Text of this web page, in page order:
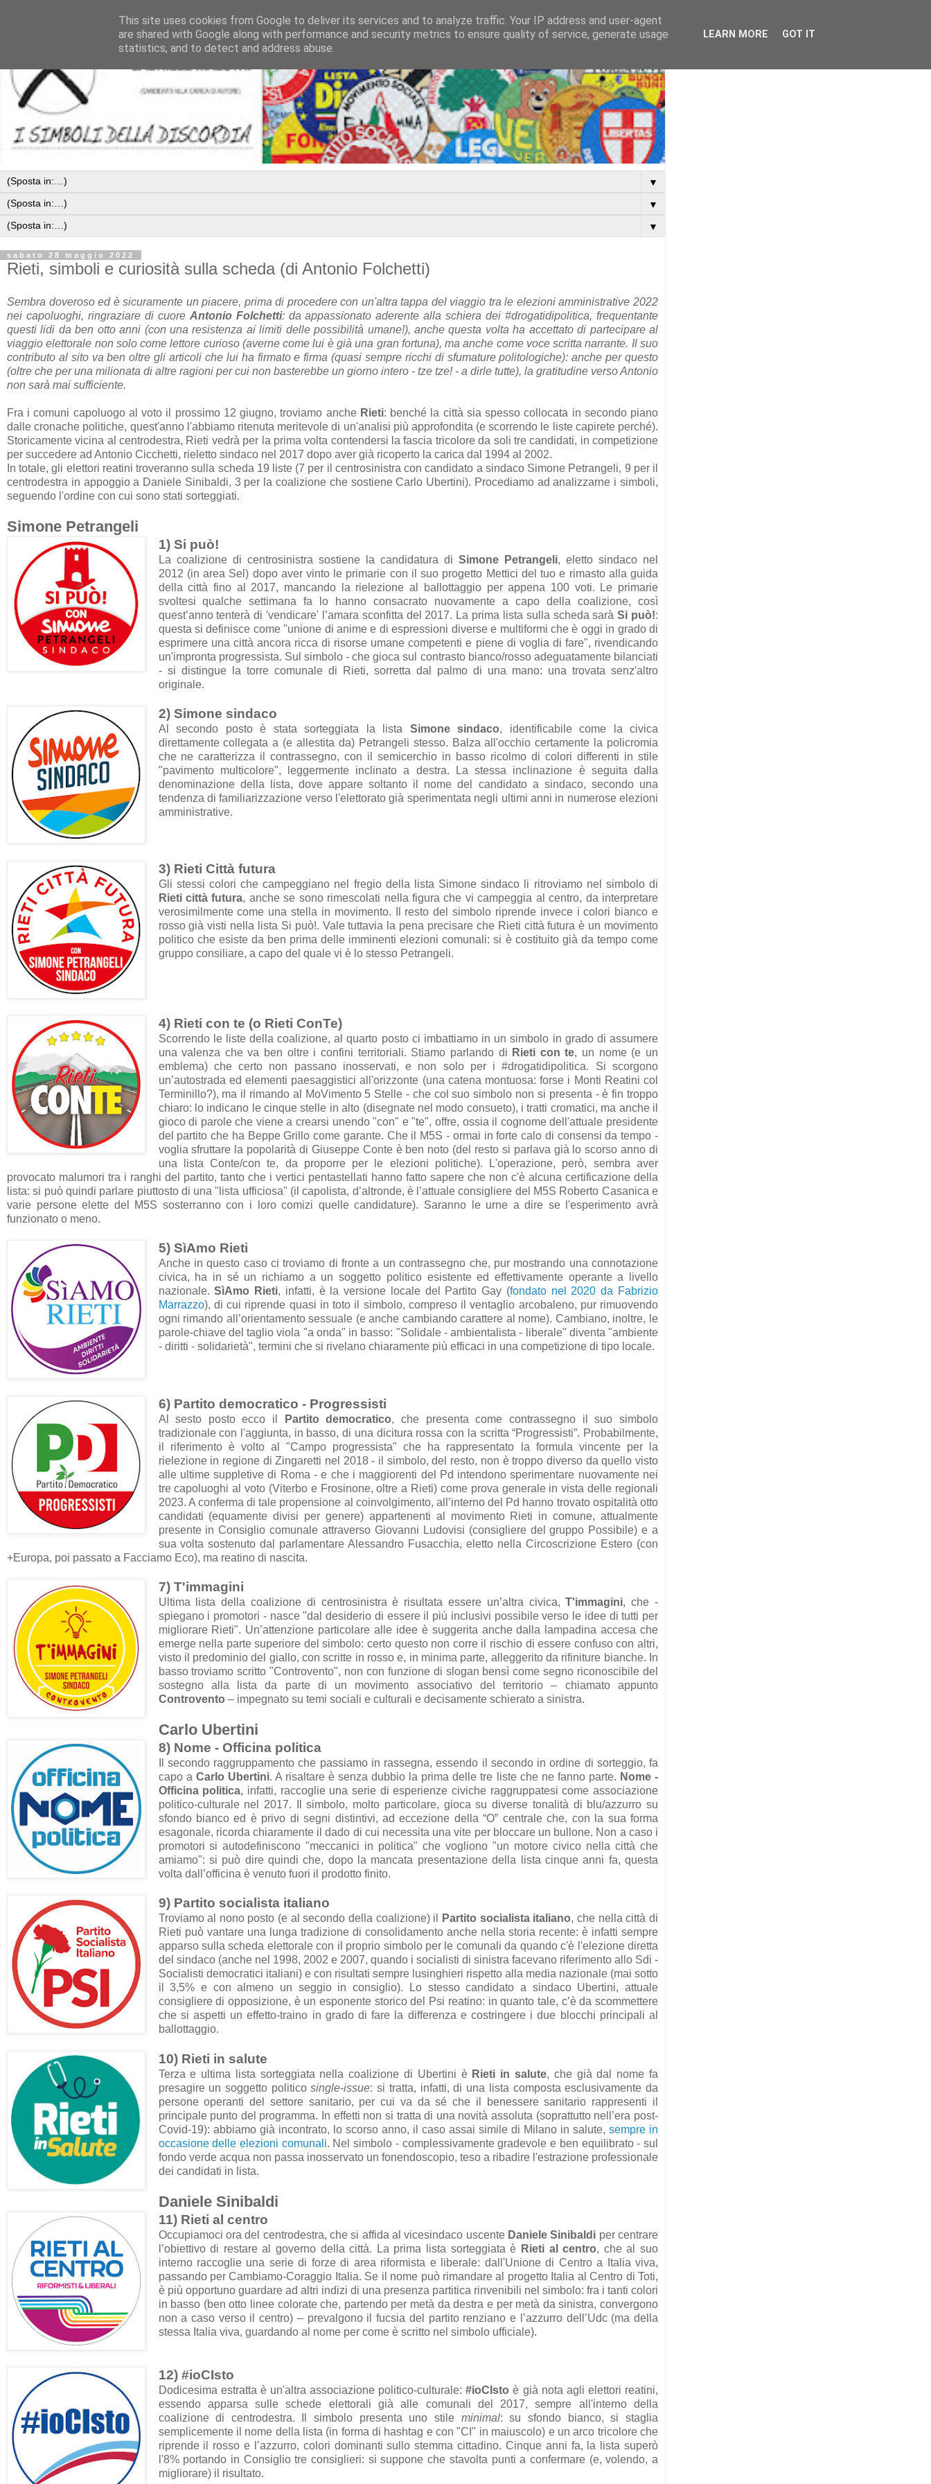
▼
▼
▼
sabato 28 maggio 2022
Rieti, simboli e curiosità sulla scheda (di Antonio Folchetti)
Sembra doveroso ed è sicuramente un piacere, prima di procedere con un'altra tappa del viaggio tra le elezioni amministrative 2022
nei capoluoghi, ringraziare di cuore Antonio Folchetti: da appassionato aderente alla schiera dei #drogatidipolitica, frequentante
questi lidi da ben otto anni (con una resistenza ai limiti delle possibilità umane!), anche questa volta ha accettato di partecipare al
viaggio elettorale non solo come lettore curioso (averne come lui è già una gran fortuna), ma anche come voce scritta narrante. Il suo
contributo al sito va ben oltre gli articoli che lui ha firmato e firma (quasi sempre ricchi di sfumature politologiche): anche per questo
(oltre che per una milionata di altre ragioni per cui non basterebbe un giorno intero - tze tze! - a dirle tutte), la gratitudine verso Antonio
non sarà mai sufficiente.
Fra i comuni capoluogo al voto il prossimo 12 giugno, troviamo anche Rieti: benché la città sia spesso collocata in secondo piano
dalle cronache politiche, quest'anno l'abbiamo ritenuta meritevole di un'analisi più approfondita (e scorrendo le liste capirete perché).
Storicamente vicina al centrodestra, Rieti vedrà per la prima volta contendersi la fascia tricolore da soli tre candidati, in competizione
per succedere ad Antonio Cicchetti, rieletto sindaco nel 2017 dopo aver già ricoperto la carica dal 1994 al 2002.
In totale, gli elettori reatini troveranno sulla scheda 19 liste (7 per il centrosinistra con candidato a sindaco Simone Petrangeli, 9 per il
centrodestra in appoggio a Daniele Sinibaldi, 3 per la coalizione che sostiene Carlo Ubertini). Procediamo ad analizzarne i simboli,
seguendo l'ordine con cui sono stati sorteggiati.
Simone Petrangeli
1) Si può!
La coalizione di centrosinistra sostiene la candidatura di Simone Petrangeli, eletto sindaco nel
2012 (in area Sel) dopo aver vinto le primarie con il suo progetto Mettici del tuo e rimasto alla guida
della città fino al 2017, mancando la rielezioneal ballottaggio per appena 100 voti. Le primarie
svoltesi qualche settimana fa lo hanno consacrato nuovamente a capo della coalizione, così
quest’anno tenterà di 'vendicare' l’amara sconfitta del 2017. La prima lista sulla scheda saràSi può!:
questa si definisce come "unione di anime e di espressioni diverse e multiformi che è oggi in grado di
esprimere una città ancora ricca di risorse umane competenti e piene di voglia di fare", rivendicando
un'impronta progressista. Sul simbolo - che gioca sul contrasto bianco/rosso adeguatamente bilanciati
- si distingue la torre comunale di Rieti, sorretta dal palmo di una mano: una trovata senz'altro
originale.
2) Simone sindaco
Al secondo posto è stata sorteggiata la lista Simone sindaco, identificabile come la civica
direttamente collegata a (e allestita da) Petrangeli stesso. Balza all'occhio certamente la policromia
che ne caratterizza il contrassegno, con il semicerchio in basso ricolmo di colori differenti in stile
"pavimento multicolore", leggermente inclinato a destra. La stessa inclinazione è seguita dalla
denominazione della lista, dove appare soltanto il nome del candidato a sindaco, secondo una
tendenza di familiarizzazione verso l'elettorato già sperimentata negli ultimi anni in numerose elezioni
amministrative.
3) Rieti Città futura
Gli stessi colori che campeggiano nel fregio della lista Simone sindaco li ritroviamo nel simbolo di
Rieti città futura, anche se sono rimescolati nella figura che vi campeggia al centro, da interpretare
verosimilmente come una stella in movimento. Il resto del simbolo riprende invece i colori bianco e
rosso già visti nella lista Si può!. Vale tuttavia la pena precisare che Rieti città futura è un movimento
politico che esiste da ben prima delle imminenti elezioni comunali: si è costituito già da tempo come
gruppo consiliare, a capo del quale vi è lo stesso Petrangeli.
4) Rieti con te (o Rieti ConTe)
Scorrendo le liste della coalizione, al quarto posto ci imbattiamo in un simbolo in grado di assumere
una valenza che va ben oltre i confini territoriali. Stiamo parlando di Rieti con te, un nome (e un
emblema) che certo non passano inosservati, e non solo per i #drogatidipolitica. Si scorgono
un’autostrada ed elementi paesaggistici all'orizzonte (una catena montuosa: forse i Monti Reatini col
Terminillo?), ma il rimando al MoVimento 5 Stelle - che col suo simbolo non si presenta - è fin troppo
chiaro: lo indicano le cinque stelle in alto (disegnate nel modo consueto), i tratti cromatici, ma anche il
gioco di parole che viene a crearsi unendo "con" e "te", offre, ossia il cognome dell'attuale presidente
del partito che ha Beppe Grillo come garante. Che il M5S - ormai in forte calo di consensi da tempo -
voglia sfruttare la popolarità di Giuseppe Conte è ben noto (del resto si parlava già lo scorso anno di
una lista Conte/con te, da proporre per le elezioni politiche). L'operazione, però, sembra aver
provocato malumori tra i ranghi del partito, tanto che i vertici pentastellati hanno fatto sapere che non c'è alcuna certificazione della
lista: si può quindi parlare piuttosto di una "lista ufficiosa" (il capolista, d’altronde, è l’attuale consigliere del M5S Roberto Casanica e
varie persone elette del M5S sosterranno con i loro comizi quelle candidature). Saranno le urne a dire se l'esperimento avrà
funzionato o meno.
5) SìAmo Rieti
Anche in questo caso ci troviamo di fronte a un contrassegno che, pur mostrando una connotazione
civica, ha in sé un richiamo a un soggetto politico esistente ed effettivamente operante a livello
nazionale.SìAmo Rieti, infatti, è la versione locale del Partito Gay (fondato nel 2020 da Fabrizio
Marrazzo), di cui riprende quasi in toto il simbolo, compreso il ventaglio arcobaleno, pur rimuovendo
ogni rimando all’orientamento sessuale (e anche cambiando carattere al nome). Cambiano, inoltre, le
parole-chiave del taglio viola "a onda" in basso: "Solidale - ambientalista - liberale" diventa "ambiente
- diritti - solidarietà", termini che si rivelano chiaramente più efficaci in una competizione di tipo locale.
6) Partito democratico - Progressisti
Al sesto posto ecco il Partito democratico, che presenta come contrassegno il suo simbolo
tradizionale con l'aggiunta, in basso, di una dicitura rossa con la scritta “Progressisti”. Probabilmente,
il riferimento è volto al "Campo progressista" che ha rappresentato la formula vincente per la
rielezione in regione di Zingaretti nel 2018 - il simbolo, del resto, non è troppo diverso da quello visto
alle ultime suppletive di Roma - e che i maggiorenti del Pd intendono sperimentare nuovamente nei
tre capoluoghi al voto (Viterbo e Frosinone, oltre a Rieti) come prova generale in vista delle regionali
2023. A conferma di tale propensione al coinvolgimento, all’interno del Pd hanno trovato ospitalità otto
candidati (equamente divisi per genere) appartenenti al movimento Rieti in comune, attualmente
presente in Consiglio comunale attraverso Giovanni Ludovisi (consigliere del gruppo Possibile) e a
sua volta sostenuto dal parlamentare Alessandro Fusacchia, eletto nella Circoscrizione Estero (con
+Europa, poi passato a Facciamo Eco), ma reatino di nascita.
7) T'immagini
Ultima lista della coalizione di centrosinistra è risultata essere un’altra civica,T'immagini, che -
spiegano i promotori - nasce "dal desiderio di essere il più inclusivi possibile verso le idee di tutti per
migliorare Rieti". Un’attenzione particolare alle idee è suggerita anche dalla lampadina accesa che
emerge nella parte superiore del simbolo: certo questo non corre il rischio di essere confuso con altri,
visto il predominio del giallo, con scritte in rosso e, in minima parte, alleggerito da rifiniture bianche. In
basso troviamo scritto "Controvento", non con funzione di slogan bensì come segno riconoscibile del
sostegno alla lista da parte di un movimento associativo del territorio – chiamato appunto
Controvento – impegnato su temi sociali e culturali e decisamente schierato a sinistra.
Carlo Ubertini
8) Nome - Officina politica
Il secondo raggruppamento che passiamo in rassegna, essendo il secondo in ordine di sorteggio, fa
capo a Carlo Ubertini. A risaltare è senza dubbio la prima delle tre liste che ne fanno parte. Nome -
Officina politica, infatti, raccoglie una serie di esperienze civiche raggruppatesi come associazione
politico-culturale nel 2017. Il simbolo, molto particolare, gioca su diverse tonalità di blu/azzurro su
sfondo bianco ed è privo di segni distintivi, ad eccezione della “O” centrale che, con la sua forma
esagonale, ricorda chiaramente il dado di cui necessita una vite per bloccare un bullone. Non a caso i
promotori si autodefiniscono "meccanici in politica" che vogliono "un motore civico nella città che
amiamo": si può dire quindi che, dopo la mancata presentazione della lista cinque anni fa, questa
volta dall’officina è venuto fuori il prodotto finito.
9) Partito socialista italiano
Troviamo al nono posto (e al secondo della coalizione) il Partito socialista italiano, che nella città di
Rieti può vantare una lunga tradizione di consolidamento anche nella storia recente: è infatti sempre
apparso sulla scheda elettorale con il proprio simbolo per le comunali da quando c'è l'elezione diretta
del sindaco (anche nel 1998, 2002 e 2007, quando i socialisti di sinistra facevano riferimento allo Sdi -
Socialisti democratici italiani) e con risultati sempre lusinghieri rispetto alla media nazionale (mai sotto
il 3,5% e con almeno un seggio in consiglio). Lo stesso candidato a sindaco Ubertini, attuale
consigliere di opposizione, è un esponente storico del Psi reatino: in quanto tale, c’è da scommettere
che si aspetti un effetto-traino in grado di fare la differenza e costringere i due blocchi principali al
ballottaggio.
10) Rieti in salute
Terza e ultima lista sorteggiata nella coalizione di Ubertini è Rieti in salute, che già dal nome fa
presagire un soggetto politicosingle-issue: si tratta, infatti, di una lista composta esclusivamente da
persone operanti del settore sanitario, per cui va da sé che il benessere sanitario rappresenti il
principale punto del programma. In effetti non si tratta di una novità assoluta (soprattutto nell’era post-
Covid-19): abbiamo già incontrato, lo scorso anno, il caso assai simile di Milano in salute, sempre in
occasione delle elezioni comunali. Nel simbolo - complessivamente gradevole e ben equilibrato - sul
fondo verde acqua non passa inosservato un fonendoscopio, teso a ribadire l'estrazione professionale
dei candidati in lista.
Daniele Sinibaldi
11) Rieti al centro
Occupiamoci ora del centrodestra, che si affida al vicesindaco uscente Daniele Sinibaldi per centrare
l’obiettivo di restare al governo della città. La prima lista sorteggiata è Rieti al centro, che al suo
interno raccoglie una serie di forze di area riformista e liberale: dall'Unione di Centro a Italia viva,
passando per Cambiamo-Coraggio Italia. Se il nome può rimandare al progetto Italia al Centro di Toti,
è più opportuno guardare ad altri indizi di una presenza partitica rinvenibili nel simbolo: fra i tanti colori
in basso (ben otto linee colorate che, partendo per metà da destra e per metà da sinistra, convergono
non a caso verso il centro) – prevalgono il fucsia del partito renziano e l’azzurro dell’Udc (ma della
stessa Italia viva, guardando al nome per come è scritto nel simbolo ufficiale).
12) #ioCIsto
Dodicesima estratta è un'altra associazione politico-culturale:#ioCIsto è già nota agli elettori reatini,
essendo apparsa sulle schede elettorali già alle comunali del 2017, sempre all'interno della
coalizione di centrodestra. Il simbolo presenta uno stile minimal: su sfondo bianco, si staglia
semplicemente il nome della lista (in forma di hashtag e con "CI" in maiuscolo) e un arco tricolore che
riprende il rosso e l’azzurro, colori dominanti sullo stemma cittadino. Cinque anni fa, la lista superò
l'8% portando in Consiglio tre consiglieri: si suppone che stavolta punti a confermare (e, volendo, a
migliorare) il risultato.
This site uses cookies from Google to deliver its services and to analyze traffic. Your IP address and user-agent
are shared with Google along with performance and security metrics to ensure quality of service, generate usage
statistics, and to detect and address abuse.
LEARN MORE GOT IT